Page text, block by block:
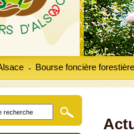
Bourse foncière forestière
-